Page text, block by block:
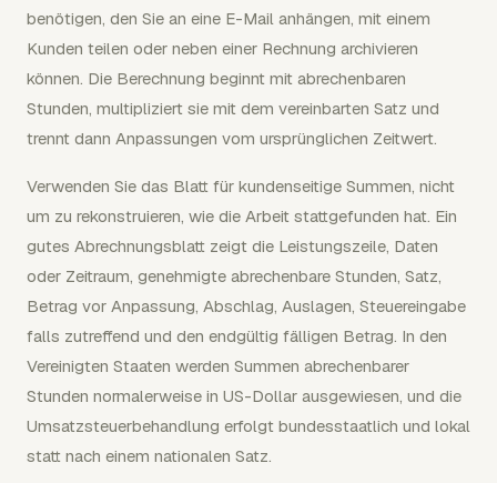
benötigen, den Sie an eine E-Mail anhängen, mit einem
Kunden teilen oder neben einer Rechnung archivieren
können. Die Berechnung beginnt mit abrechenbaren
Stunden, multipliziert sie mit dem vereinbarten Satz und
trennt dann Anpassungen vom ursprünglichen Zeitwert.
Verwenden Sie das Blatt für kundenseitige Summen, nicht
um zu rekonstruieren, wie die Arbeit stattgefunden hat. Ein
gutes Abrechnungsblatt zeigt die Leistungszeile, Daten
oder Zeitraum, genehmigte abrechenbare Stunden, Satz,
Betrag vor Anpassung, Abschlag, Auslagen, Steuereingabe
falls zutreffend und den endgültig fälligen Betrag. In den
Vereinigten Staaten werden Summen abrechenbarer
Stunden normalerweise in US-Dollar ausgewiesen, und die
Umsatzsteuerbehandlung erfolgt bundesstaatlich und lokal
statt nach einem nationalen Satz.